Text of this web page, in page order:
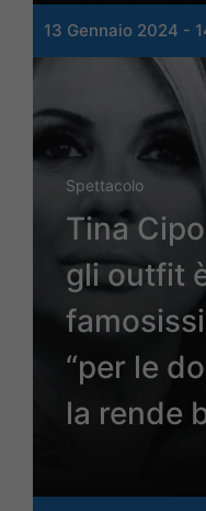
13 Gennaio 2024 -
Spettacolo
Tina
gli outfit
“per le
la rende